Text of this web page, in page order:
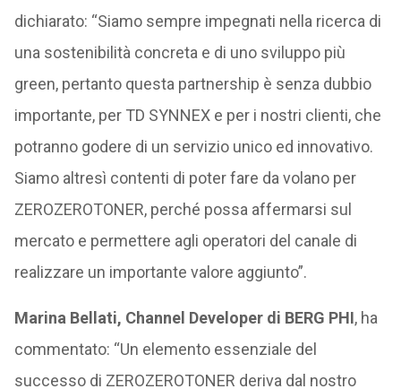
dichiarato: “Siamo sempre impegnati nella ricerca di
una sostenibilità concreta e di uno sviluppo più
green, pertanto questa partnership è senza dubbio
importante, per TD SYNNEX e per i nostri clienti, che
potranno godere di un servizio unico ed innovativo.
Siamo altresì contenti di poter fare da volano per
ZEROZEROTONER, perché possa affermarsi sul
mercato e permettere agli operatori del canale di
realizzare un importante valore aggiunto”.
Marina Bellati, Channel Developer di BERG PHI, ha
commentato: “Un elemento essenziale del
successo di ZEROZEROTONER deriva dal nostro